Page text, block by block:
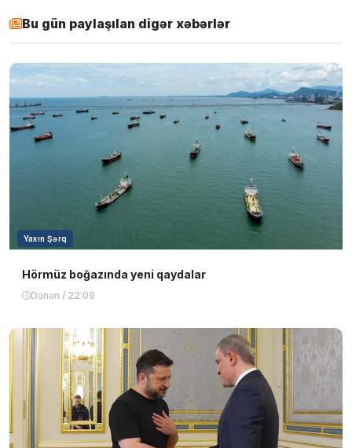
Bu gün paylaşılan digər xəbərlər
Yaxın Şərq
Hörmüz boğazında yeni qaydalar
Dünən / 22:09